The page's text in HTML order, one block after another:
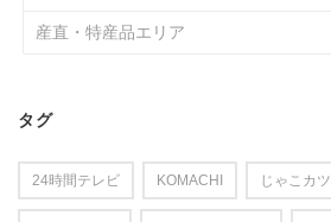
産直・特産品エリア
タグ
24時間テレビ KOMACHI じゃこカツ